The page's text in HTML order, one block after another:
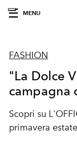
MENU
FASHION
"La Dolce
campagna
Scopri su
primavera